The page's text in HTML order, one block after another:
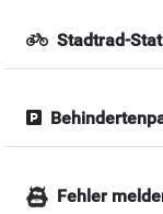
Stadtrad-
Fehler